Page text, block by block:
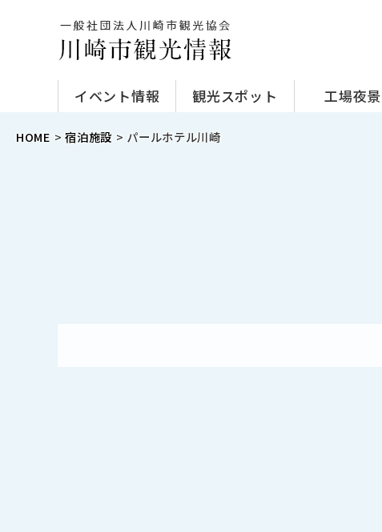
イベント情報 観光スポット 工場夜景
HOME 宿泊施設 パールホテル川崎